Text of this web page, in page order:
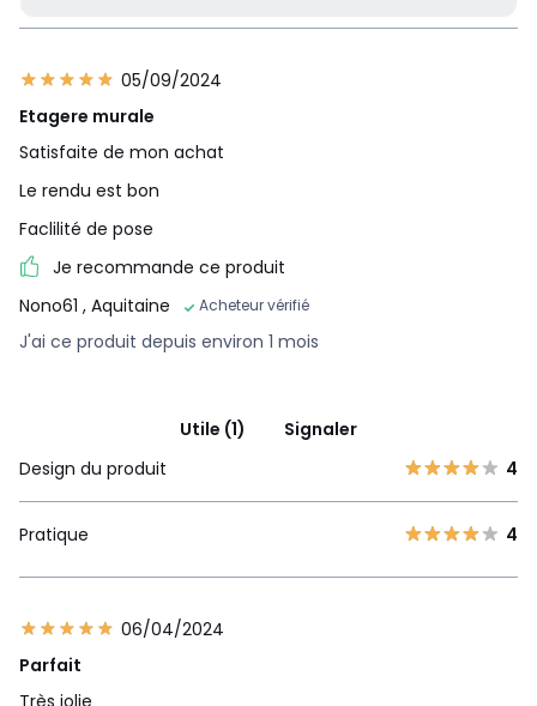
05/09/2024
Etagere murale
Satisfaite de mon achat
Le rendu est bon
Faclilité de pose
Je recommande ce produit
Nono61 , Aquitaine Acheteur vérifié
J'ai ce produit depuis environ 1 mois
Utile (1)
Signaler
Design du produit
4
Pratique 4
06/04/2024
Parfait
Très jolie